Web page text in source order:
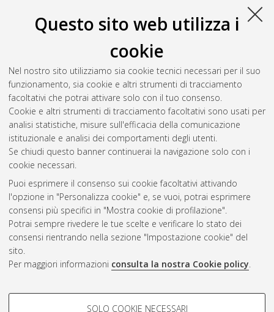
Questo sito web utilizza i
cookie
Nel nostro sito utilizziamo sia cookie tecnici necessari per il suo
funzionamento, sia cookie e altri strumenti di tracciamento
facoltativi che potrai attivare solo con il tuo consenso.
Cookie e altri strumenti di tracciamento facoltativi sono usati per
analisi statistiche, misure sull'efficacia della comunicazione
istituzionale e analisi dei comportamenti degli utenti.
Se chiudi questo banner continuerai la navigazione solo con i
cookie necessari.
Puoi esprimere il consenso sui cookie facoltativi attivando
l'opzione in "Personalizza cookie" e, se vuoi, potrai esprimere
consensi più specifici in "Mostra cookie di profilazione".
Potrai sempre rivedere le tue scelte e verificare lo stato dei
consensi rientrando nella sezione "Impostazione cookie" del
sito.
Per maggiori informazioni consulta la nostra Cookie policy.
COOKIE DI PROFILAZIONE -
SOLO COOKIE NECESSARI
additive nel processo produttivo di airbox per il settore
automotive.[Laurea], Università di Bologna, Corso di Studio in
Ingegneria meccanica [L-DM509] - Forli'
Questa lista e' stata generata ilSat Aug 8 07:59:49 2026
CEST
Atom
Rss 1.0
Rss 2.0
AMS Laurea
Impostazioni Cookie